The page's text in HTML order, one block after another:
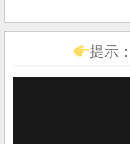
提示